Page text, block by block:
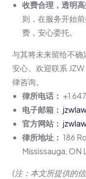
收费合理，透明高
则，在服务开始
费，安心委托。
与其将未来留给不
安心。欢迎联系
律咨询。
律所电话： +1
电子邮箱：
官方网站：
律所地址： 186
Mississauga, ON
(注：本文所提供的